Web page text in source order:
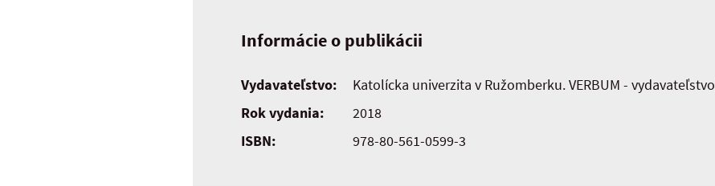
Informácie o publikácii
Vydavateľstvo:
Katolícka univerzita v Ružomberku. VERBUM -
Rok vydania:
2018
ISBN:
978-80-561-0599-3